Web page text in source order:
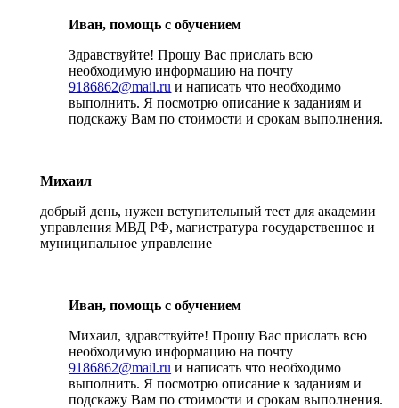
Иван, помощь с обучением
Здравствуйте! Прошу Вас прислать всю
необходимую информацию на почту
9186862@mail.ru и написать что необходимо
выполнить. Я посмотрю описание к заданиям и
подскажу Вам по стоимости и срокам выполнения.
Михаил
добрый день, нужен вступительный тест для академии
управления МВД РФ, магистратура государственное и
муниципальное управление
Иван, помощь с обучением
Михаил, здравствуйте! Прошу Вас прислать всю
необходимую информацию на почту
9186862@mail.ru и написать что необходимо
выполнить. Я посмотрю описание к заданиям и
подскажу Вам по стоимости и срокам выполнения.